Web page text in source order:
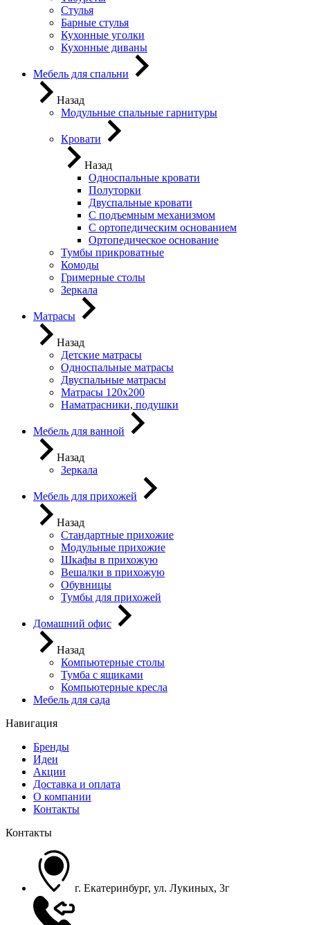
Стулья
Барные стулья
Кухонные уголки
Кухонные диваны
Мебель для спальни
Назад
Модульные спальные гарнитуры
Кровати
Назад
Односпальные кровати
Полуторки
Двуспальные кровати
С подъемным механизмом
С ортопедическим основанием
Ортопедическое основание
Тумбы прикроватные
Комоды
Гримерные столы
Зеркала
Матрасы
Назад
Детские матрасы
Односпальные матрасы
Двуспальные матрасы
Матрасы 120х200
Наматрасники, подушки
Мебель для ванной
Назад
Зеркала
Мебель для прихожей
Назад
Стандартные прихожие
Модульные прихожие
Шкафы в прихожую
Вешалки в прихожую
Обувницы
Тумбы для прихожей
Домашний офис
Назад
Компьютерные столы
Тумба с ящиками
Компьютерные кресла
Мебель для сада
Навигация
Бренды
Идеи
Акции
Доставка и оплата
О компании
Контакты
Контакты
г. Екатеринбург, ул. Лукиных, 3г